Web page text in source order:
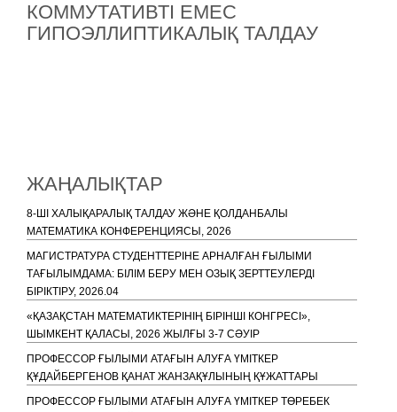
КОММУТАТИВТІ ЕМЕС
ГИПОЭЛЛИПТИКАЛЫҚ ТАЛДАУ
ЖАҢАЛЫҚТАР
8-ШІ ХАЛЫҚАРАЛЫҚ ТАЛДАУ ЖӘНЕ ҚОЛДАНБАЛЫ
МАТЕМАТИКА КОНФЕРЕНЦИЯСЫ, 2026
МАГИСТРАТУРА СТУДЕНТТЕРІНЕ АРНАЛҒАН ҒЫЛЫМИ
ТАҒЫЛЫМДАМА: БІЛІМ БЕРУ МЕН ОЗЫҚ ЗЕРТТЕУЛЕРДІ
БІРІКТІРУ, 2026.04
«ҚАЗАҚСТАН МАТЕМАТИКТЕРІНІҢ БІРІНШІ КОНГРЕСІ»,
ШЫМКЕНТ ҚАЛАСЫ, 2026 ЖЫЛҒЫ 3-7 СӘУІР
ПРОФЕССОР ҒЫЛЫМИ АТАҒЫН АЛУҒА ҮМІТКЕР
ҚҰДАЙБЕРГЕНОВ ҚАНАТ ЖАНЗАҚҰЛЫНЫҢ ҚҰЖАТТАРЫ
ПРОФЕССОР ҒЫЛЫМИ АТАҒЫН АЛУҒА ҮМІТКЕР ТӨРЕБЕК